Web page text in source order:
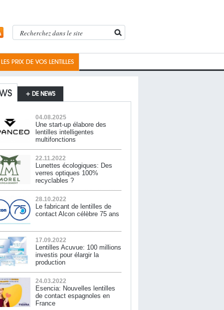
PRIX DE VOS LENTILLES
+ DE NEWS
04.08.2025
Une start-up élabore des
lentilles intelligentes
multifonctions
22.11.2022
Lunettes écologiques: Des
verres optiques 100%
recyclables ?
28.10.2022
Le fabricant de lentilles de
contact Alcon célèbre 75 ans
17.09.2022
Lentilles Acuvue: 100 millions
investis pour élargir la
production
24.03.2022
Esencia: Nouvelles lentilles
de contact espagnoles en
France